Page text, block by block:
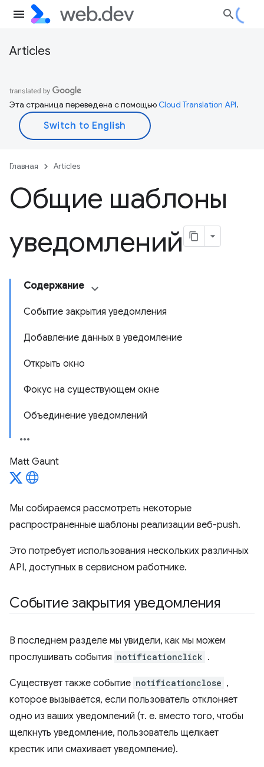
Articles
Эта страница переведена с помощьюCloud Translation API.
Главная Articles
Общие шаблоны
уведомлений
Содержание
Событие закрытия уведомления
Добавление данных в уведомление
Открыть окно
Фокус на существующем окне
Объединение уведомлений
Matt Gaunt
Мы собираемся рассмотреть некоторые
распространенные шаблоны реализации веб-push.
Это потребует использования нескольких различных
API, доступных в сервисном работнике.
Событие закрытия уведомления
В последнем разделе мы увидели, как мы можем
прослушивать события notificationclick .
Существует также событие notificationclose ,
которое вызывается, если пользователь отклоняет
одно из ваших уведомлений (т. е. вместо того, чтобы
щелкнуть уведомление, пользователь щелкает
крестик или смахивает уведомление).